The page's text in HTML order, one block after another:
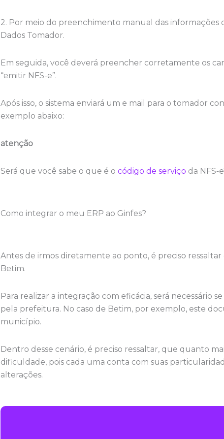
2. Por meio do preenchimento manual das
Dados Tomador.
Em seguida, você deverá preencher corretamente os
“emitir NFS-e”.
Após isso, o sistema enviará um e mail para o tomador
exemplo abaixo:
atenção
Será que você sabe o que é o código de serviço da NFS-
Como integrar o meu ERP ao Ginfes?
Antes de irmos diretamente ao ponto, é preciso
Betim.
Para realizar a integração com eficácia, será necessário
pela prefeitura. No caso de Betim, por exemplo, este
município.
Dentro desse cenário, é preciso ressaltar, que quanto
dificuldade, pois cada uma conta com suas
alterações.